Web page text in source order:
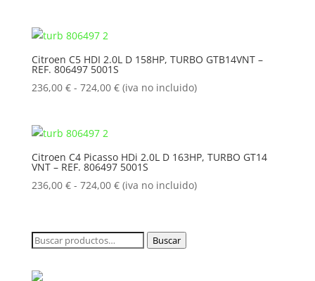
236,00 €
724,00 €
Citroen C5 HDI 2.0L D 158HP, TURBO GTB14VNT –
REF. 806497 5001S
236,00 € - 724,00 €Rango
236,00 €
hasta
724,00 €
(iva no incluido)
Citroen C4 Picasso HDi 2.0L D 163HP, TURBO GT14
VNT – REF. 806497 5001S
236,00 € - 724,00 €Rango
desde
236,00 €
(iva no incluido)
Buscar
Buscar